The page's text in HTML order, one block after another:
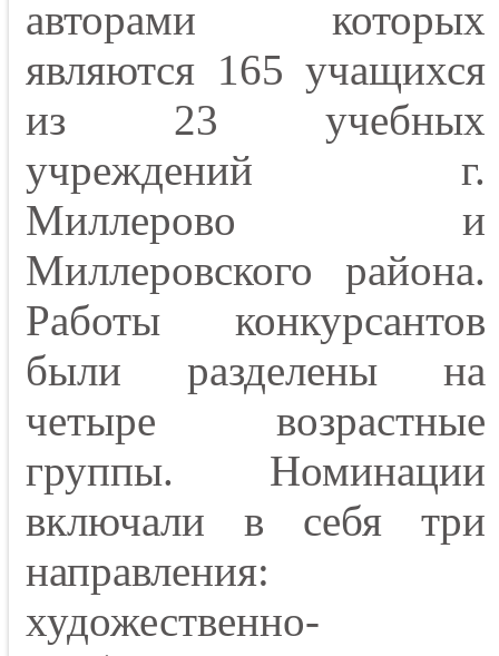
авторами которых
являются 165 учащихся
из 23 учебных
учреждений г.
Миллерово и
Миллеровского района.
Работы конкурсантов
были разделены на
четыре возрастные
группы. Номинации
включали в себя три
направления:
художественно-